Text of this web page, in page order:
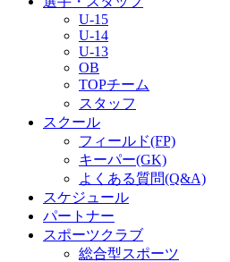
U-15
U-14
U-13
OB
TOPチーム
スタッフ
スクール
フィールド(FP)
キーパー(GK)
よくある質問(Q&A)
スケジュール
パートナー
スポーツクラブ
総合型スポーツ